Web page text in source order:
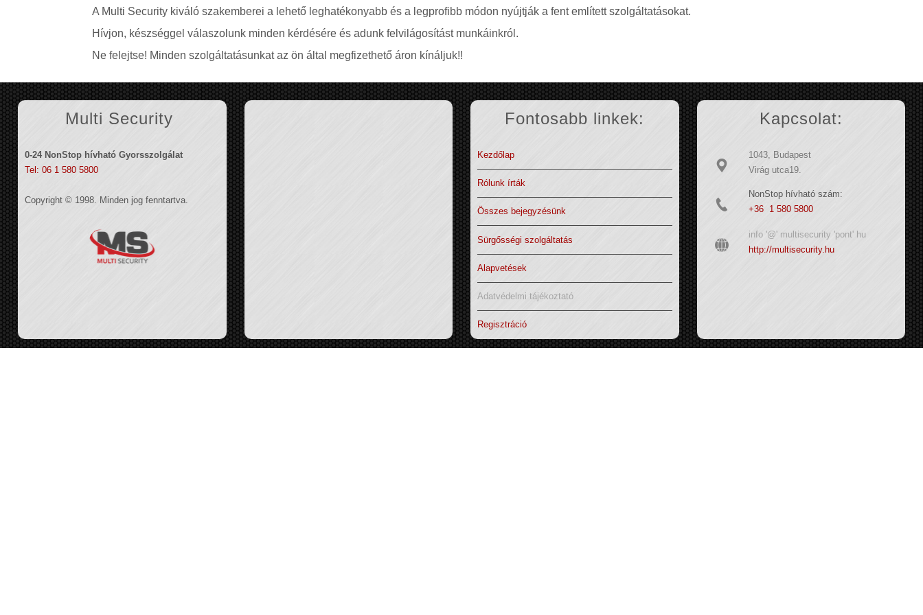
A Multi Security kiváló szakemberei a lehető leghatékonyabb és a legprofibb módon nyújtják a fent említett szolgáltatásokat.
Hívjon, készséggel válaszolunk minden kérdésére és adunk felvilágosítást munkáinkról.
Ne felejtse! Minden szolgáltatásunkat az ön által megfizethető áron kínáljuk!!
Multi Security
0-24 NonStop hívható Gyorsszolgálat
Tel: 06 1 580 5800
Copyright © 1998. Minden jog fenntartva.
Fontosabb linkek:
Kezdőlap
Rólunk írták
Összes bejegyzésünk
Sürgősségi szolgáltatás
Alapvetések
Adatvédelmi tájékoztató
Regisztráció
Kapcsolat:
1043, Budapest
Virág utca19.
NonStop hívható szám:
+36 1 580 5800
info '@' multisecurity 'pont' hu
http://multisecurity.hu